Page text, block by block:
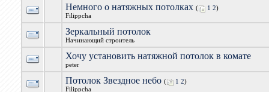
Немного о натяжных потолках ( 1 2)
Filippcha
Зеркальный потолок
Начинающий строитель
Хочу установить натяжной потолок в комате
peter
Потолок Звездное небо ( 1 2)
Filippcha